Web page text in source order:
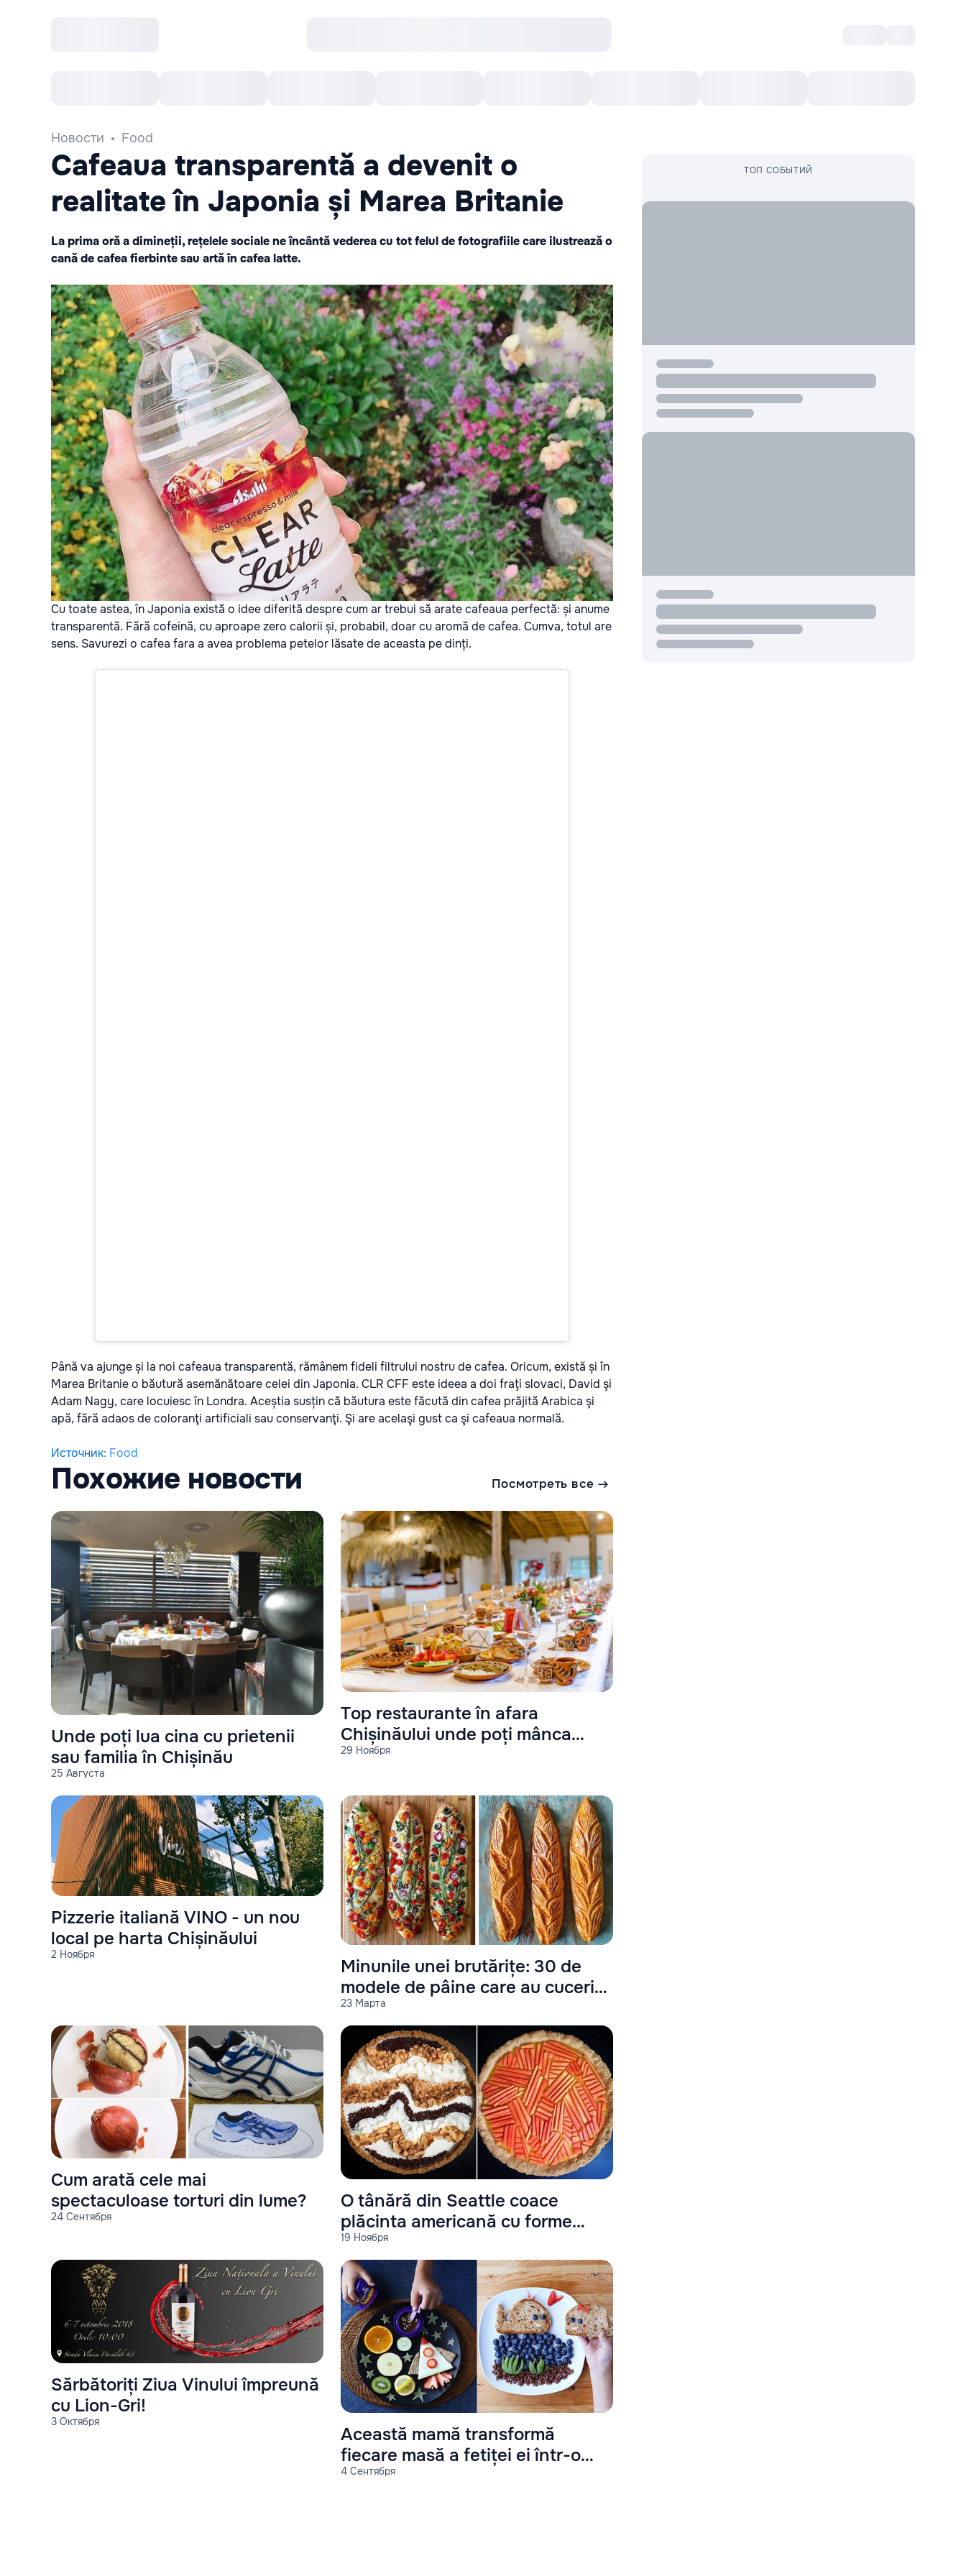
Новости Food
Cafeaua transparentă a devenit o
realitate în Japonia și Marea Britanie
La prima oră a dimineții, rețelele sociale ne încântă vederea cu tot felul de fotografiile care ilustrează o
cană de cafea fierbinte sau artă în cafea latte.
Cu toate astea, în Japonia există o idee diferită despre cum ar trebui să arate cafeaua perfectă: și anume
transparentă. Fără cofeină, cu aproape zero calorii și, probabil, doar cu aromă de cafea. Cumva, totul are
sens. Savurezi o cafea fara a avea problema petelor lăsate de aceasta pe dinți.
Până va ajunge și la noi cafeaua transparentă, rămânem fideli filtrului nostru de cafea. Oricum, există și în
Marea Britanie o băutură asemănătoare celei din Japonia. CLR CFF este ideea a doi fraţi slovaci, David şi
Adam Nagy, care locuiesc în Londra. Aceștia susțin că băutura este făcută din cafea prăjită Arabica şi
apă, fără adaos de coloranţi artificiali sau conservanţi. Şi are acelaşi gust ca şi cafeaua normală.
Источник: Food
Похожие новости Посмотреть все
25 Августа
Unde poți lua cina cu prietenii
sau familia în Chișinău
29 Ноября
Top restaurante în afara
Chișinăului unde poți mânca
gustos și sănătos
2 Ноября
Pizzerie italiană VINO - un nou
local pe harta Chișinăului
23 Марта
Minunile unei brutărițe: 30 de
modele de pâine care au cucerit
lumea
24 Сентября
Cum arată cele mai
spectaculoase torturi din lume?
19 Ноября
O tânără din Seattle coace
plăcinta americană cu forme
geometrice
3 Октября
Sărbătoriți Ziua Vinului împreună
cu Lion-Gri!
4 Сентября
Această mamă transformă
fiecare masă a fetiței ei într-o
operă de artă
ТОП СОБЫТИЙ